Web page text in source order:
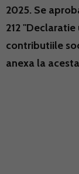
2025. Se
212
contributiile
anexa la